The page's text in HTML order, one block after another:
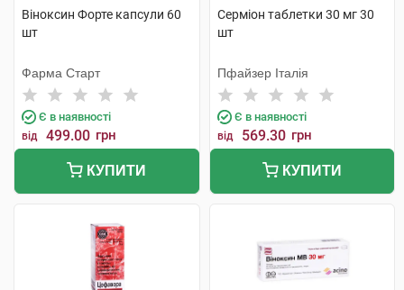
Віноксин Форте капсули 60
шт
Фарма Старт
Є в наявності
від 499.00 грн
КУПИТИ
Серміон таблетки 30 мг 30
шт
Пфайзер Італія
Є в наявності
від 569.30 грн
КУПИТИ